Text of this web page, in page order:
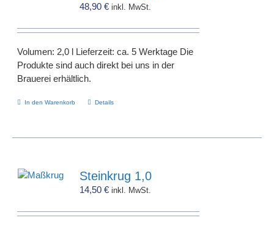
48,90€ inkl. MwSt.
Volumen: 2,0 l Lieferzeit: ca. 5 Werktage Die
Produkte sind auch direkt bei uns in der
Brauerei erhältlich.
In den Warenkorb Details
Steinkrug 1,0
14,50€ inkl. MwSt.